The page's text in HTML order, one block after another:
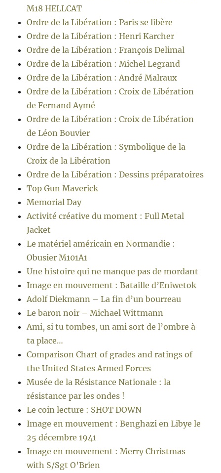
M18 HELLCAT
Ordre de la Libération : Paris se libère
Ordre de la Libération : Henri Karcher
Ordre de la Libération : François Delimal
Ordre de la Libération : Michel Legrand
Ordre de la Libération : André Malraux
Ordre de la Libération : Croix de Libération
de Fernand Aymé
Ordre de la Libération : Croix de Libération
de Léon Bouvier
Ordre de la Libération : Symbolique de la
Croix de la Libération
Ordre de la Libération : Dessins préparatoires
Top Gun Maverick
Memorial Day
Activité créative du moment : Full Metal
Jacket
Le matériel américain en Normandie :
Obusier M101A1
Une histoire qui ne manque pas de mordant
Image en mouvement : Bataille d’Eniwetok
Adolf Diekmann – La fin d’un bourreau
Le baron noir – Michael Wittmann
Ami, si tu tombes, un ami sort de l’ombre à
ta place…
Comparison Chart of grades and ratings of
the United States Armed Forces
Musée de la Résistance Nationale : la
résistance par les ondes !
Le coin lecture : SHOT DOWN
Image en mouvement : Benghazi en Libye le
25 décembre 1941
Image en mouvement : Merry Christmas
with S/Sgt O’Brien